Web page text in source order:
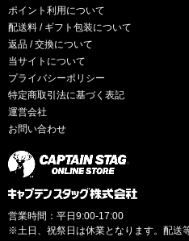
ポイント利用について
配送料 / ギフト包装について
返品 / 交換について
当サイトについて
プライバシーポリシー
特定商取引法に基づく表記
運営会社
お問い合わせ
営業時間：平日9:00-17:00
※土日、祝祭日は休業となります。配送